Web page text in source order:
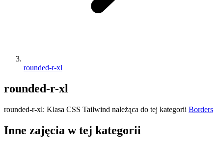
rounded-r-xl
rounded-r-xl
rounded-r-xl: Klasa CSS Tailwind należąca do tej kategorii Borders
Inne zajęcia w tej kategorii